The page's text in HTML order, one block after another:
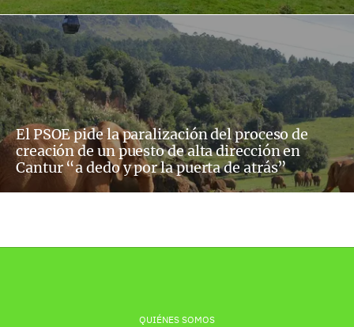
El PSOE pide la paralización del proceso de
creación de un puesto de alta dirección en
Cantur “a dedo y por la puerta de atrás”
QUIÉNES SOMOS